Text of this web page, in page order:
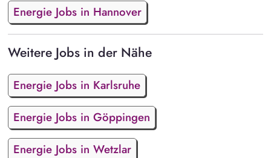
Energie Jobs in Hannover
Weitere Jobs in der Nähe
Energie Jobs in Karlsruhe
Energie Jobs in Göppingen
Energie Jobs in Wetzlar